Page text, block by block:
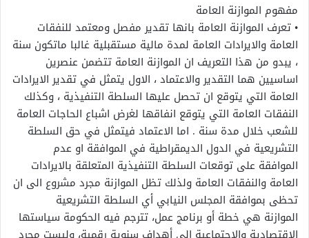
مفهوم الموازنة العامة
• تعرف الموازنة العامة بانها تقدير مفصل ومعتمد للنفقات
العامة والايرادات العامة لمدة مالية مستقبلية غالبا ماتكون سنة
، يبدو من هذا التعريف ان الموازنة العامة تتضمن عنصرين
اساسيين هما التقدير والاعتماد ، الاول يتمثل في تقدير الايرادات
العامة التي يتوقع ان تحصل عليها السلطة التنفيذية ، وكذلك
النفقات العامة التي يتوقع انفاقها لغرض اشباع الحاجات العامة
للشعب خلال مدة سنة . اما الاعتماد فيتمثل في حق السلطة
التشريعية في الدول الديمقراطية في الموافقة او عدم
الموافقة على توقعات السلطة التنفيذية المتعلقة بالايرادات
العامة والنفقات العامة ولذلك تظل الموازنة مجرد مشروع الى ان
تحظى بموافقة المجلس النيابي أي السلطة التشريعية
الموازنة هي خطة أو برنامج عمل، تترجم فيه الحكومة سياستها